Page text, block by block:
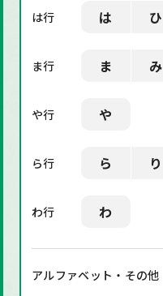
は行 は ひ
ま行 ま み
や行 や
ら行 ら り
わ行 わ
アルファベット・その他